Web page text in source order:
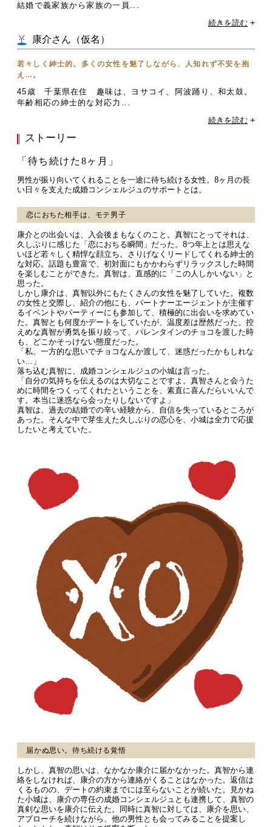
結婚で義家族から家族の一員...
続きを読む +
康介さん（仮名）
若々しく紳士的。多くの女性を魅了しながら、人知れず不安を抱
え…。
45歳 千葉県在住 趣味は、ヨサコイ、阿波踊り、和太鼓。
年齢相応の紳士的な対応力...
続きを読む +
ストーリー
「待ち続けた8ヶ月」
男性が振り向いてくれることを一途に待ち続ける女性。8ヶ月の長
い日々を支えた成婚コンシェルジュのサポートとは。
恋におちた相手は、モテ男子
康介との出会いは、入会後まもなくのこと。真智にとってそれは、
久しぶりに感じた「恋におちる瞬間」だった。8つ年上とは思えな
いほど若々しく精悍な顔立ち。さりげなくリードしてくれる紳士的
な対応。話題も豊富で、初対面にもかかわらずリラックスした時間
を楽しむことができた。真智は、直感的に「この人しかいない」と
思った。
しかし康介は、真智以外にもたくさんの女性を魅了していた。複数
の女性と交際し、紹介の他にも、パートナーエージェントが主催す
るイベントやパーティーにも参加して、積極的に出会いを求めてい
た。真智とも何度かデートをしていたが、温度差は歴然だった。控
えめな真智が勇気を振り絞って、バレンタインのチョコを渡した時
も、どこかそっけない態度だった。
「私、一方的な思いでチョコなんか渡して、迷惑だったかもしれな
い…」
落ち込む真智に、成婚コンシェルジュの小城は言った。
「自分の気持ちを伝えるのは大切なことですよ。真智さんと会うた
めに時間をつくってくれたということを、素直に喜んだらいいんで
す。本当に迷惑なら会ったりしないですよ」
真智は、過去の結婚での辛い経験から、自信を失っているところが
あった。そんな中で芽生えた久しぶりの恋心を、小城は全力で応援
したいと考えていた。
届かぬ思い。待ち続ける覚悟
しかし、真智の思いは、なかなか康介に届かなかった。真智から連
絡をしなければ、康介の方から連絡がくることはなかった。返信は
くるものの、デートの約束までには至らないことが続いた。見かね
た小城は、康介の専任の成婚コンシェルジュとも連携して、真智の
真剣な思いを康介に伝えた。同時に真智に対しては、康介を思い、
アプローチを続けながら、他の男性とも会ってみることを提案し